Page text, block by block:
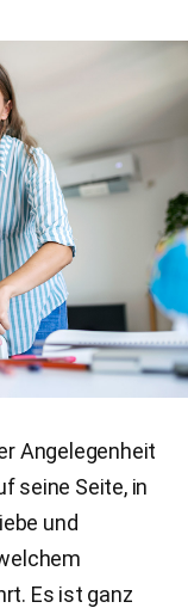
Angelegenheit
seine Seite, in
und
Es ist ganz